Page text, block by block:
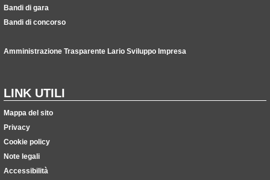
Bandi di gara
Bandi di concorso
Amministrazione Trasparente Lario Sviluppo Impresa
LINK UTILI
Mappa del sito
Privacy
Cookie policy
Note legali
Accessibilità